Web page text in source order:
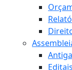
Editais